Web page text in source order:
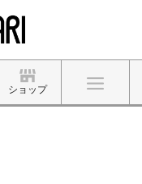
ショップ